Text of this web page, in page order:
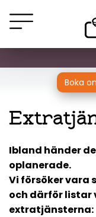
Boka
Ibland händer
oplanerade.
Vi försöker vara
och därför listar
extratjänsterna: